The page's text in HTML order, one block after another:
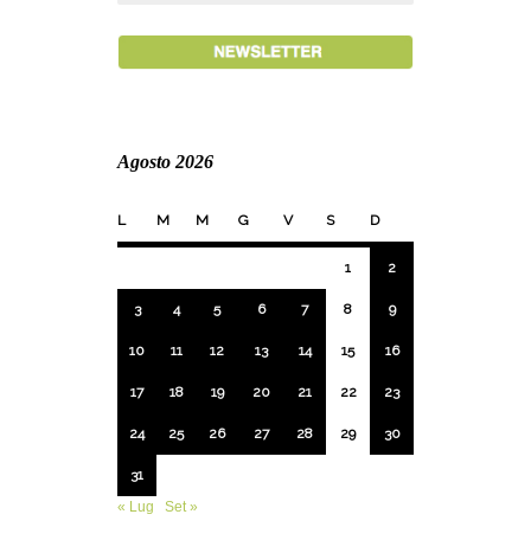
Agosto 2026
L M M G V S D
1 2
3 4 5 6 7 8 9
10 11 12 13 14 15 16
17 18 19 20 21 22 23
24 25 26 27 28 29 30
31
« Lug
Set »